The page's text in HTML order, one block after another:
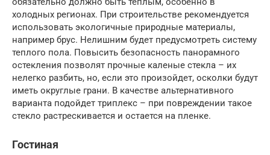
холодных регионах. При строительстве рекомендуется
использовать экологичные природные материалы,
например брус. Нелишним будет предусмотреть систему
теплого пола. Повысить безопасность панорамного
остекления позволят прочные каленые стекла – их
нелегко разбить, но, если это произойдет, осколки будут
иметь округлые грани. В качестве альтернативного
варианта подойдет триплекс – при повреждении такое
стекло растрескивается и остается на пленке.
Гостиная